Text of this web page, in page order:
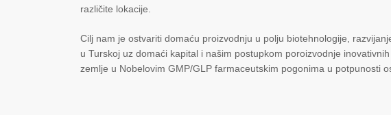
različite lokacije.
Cilj nam je ostvariti domaću proizvodnju u polju biotehnologije,
u Turskoj uz domaći kapital i našim postupkom poroizvodnje
zemlje u Nobelovim GMP/GLP farmaceutskim pogonima u potpunosti